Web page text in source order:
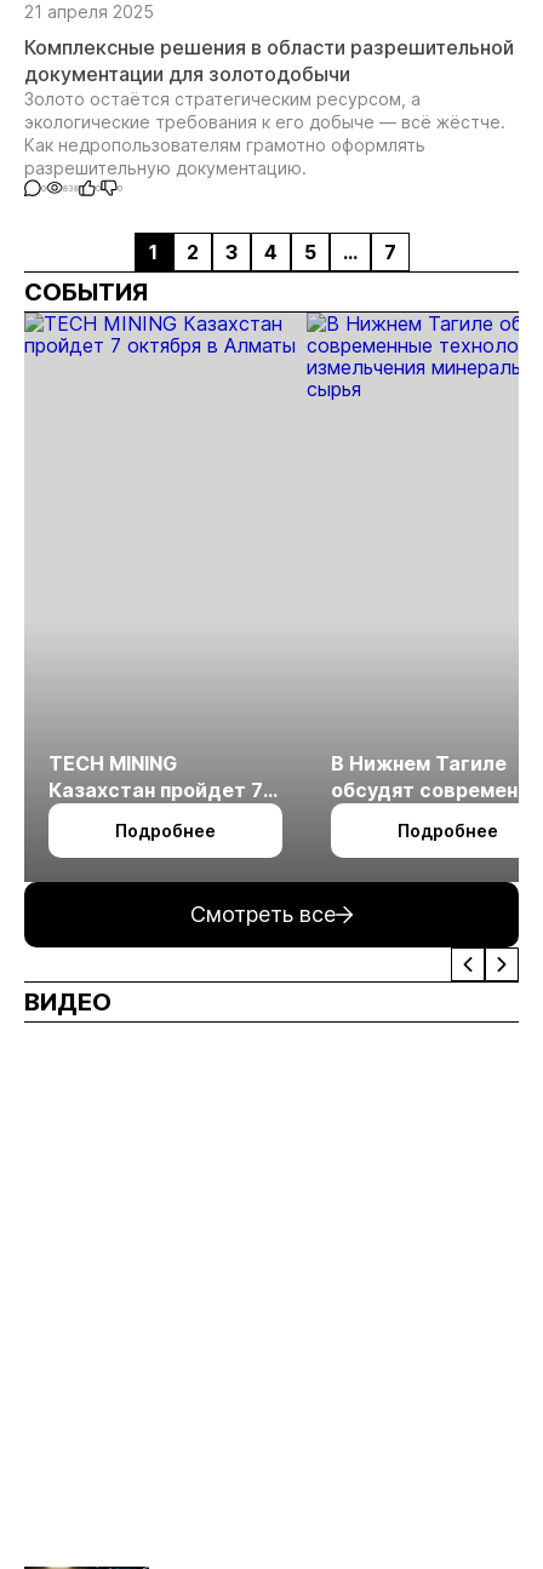
21 апреля 2025
Комплексные решения в области разрешительной
документации для золотодобычи
Золото остаётся стратегическим ресурсом, а
экологические требования к его добыче — всё жёстче.
Как недропользователям грамотно оформлять
разрешительную документацию.
0 838 0 0
1 2 3 4 5 ... 7
СОБЫТИЯ
TECH MINING
Казахстан пройдет 7
октября в Алматы
Подробнее
В Нижнем Тагиле
обсудят
технологии
измельчения
Подробнее
Смотреть все
ВИДЕО